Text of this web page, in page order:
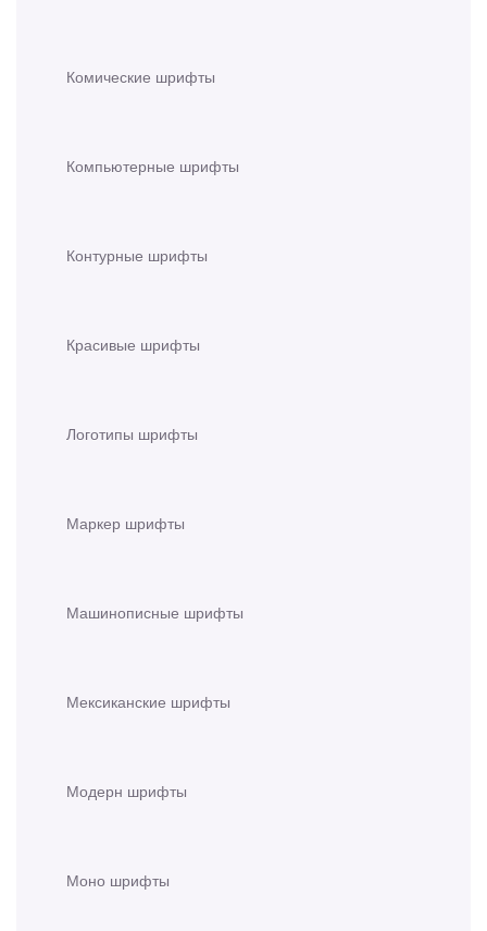
Комические шрифты
Компьютерные шрифты
Контурные шрифты
Красивые шрифты
Логотипы шрифты
Маркер шрифты
Машинописные шрифты
Мексиканские шрифты
Модерн шрифты
Моно шрифты